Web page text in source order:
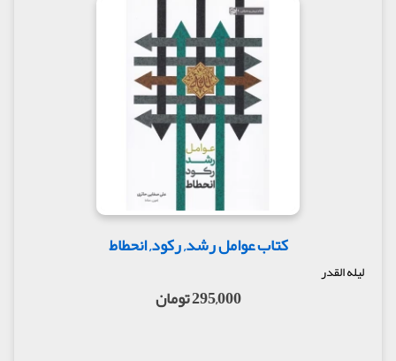
کتاب عوامل رشد, رکود, انحطاط
لیله القدر
295,000 تومان